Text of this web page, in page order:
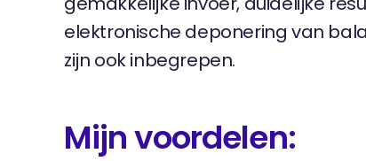
elektronische deponering van
zijn ook inbegrepen.
Mijn voordelen: